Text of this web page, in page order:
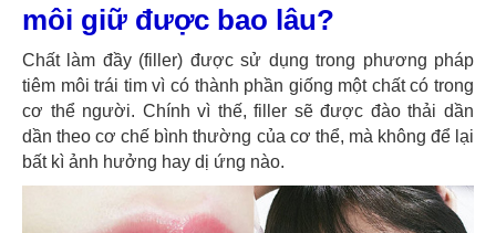
môi giữ được bao lâu?
Chất làm đầy (filler) được sử dụng trong phương pháp
tiêm môi trái tim vì có thành phần giống một chất có trong
cơ thể người. Chính vì thế, filler sẽ được đào thải dần
dần theo cơ chế bình thường của cơ thể, mà không để lại
bất kì ảnh hưởng hay dị ứng nào.